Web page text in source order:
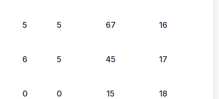
5 5 67 16
6 5 45 17
0 0 15 18